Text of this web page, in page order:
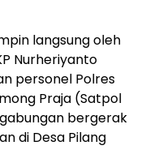
langsung oleh
Nurheriyanto
personel Polres
Praja (Satpol
bergerak
di Desa Pilang